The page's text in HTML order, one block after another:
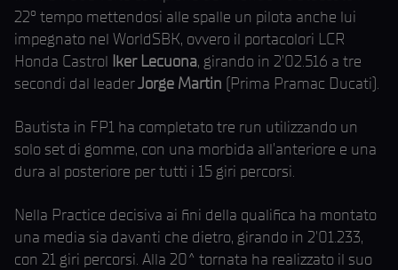
22° tempo mettendosi alle spalle un pilota anche lui
impegnato nel WorldSBK, ovvero il portacolori LCR
Honda Castrol Iker Lecuona, girando in 2’02.516 a tre
secondi dal leaderJorge Martin (Prima Pramac Ducati).
Bautista in FP1 ha completato tre run utilizzando un
solo set di gomme, con una morbida all’anteriore e una
dura al posteriore per tutti i 15 giri percorsi.
Nella Practice decisiva ai fini della qualifica ha montato
una media sia davanti che dietro, girando in 2’01.233,
con 21 giri percorsi. Alla 20^ tornata ha realizzato il suo